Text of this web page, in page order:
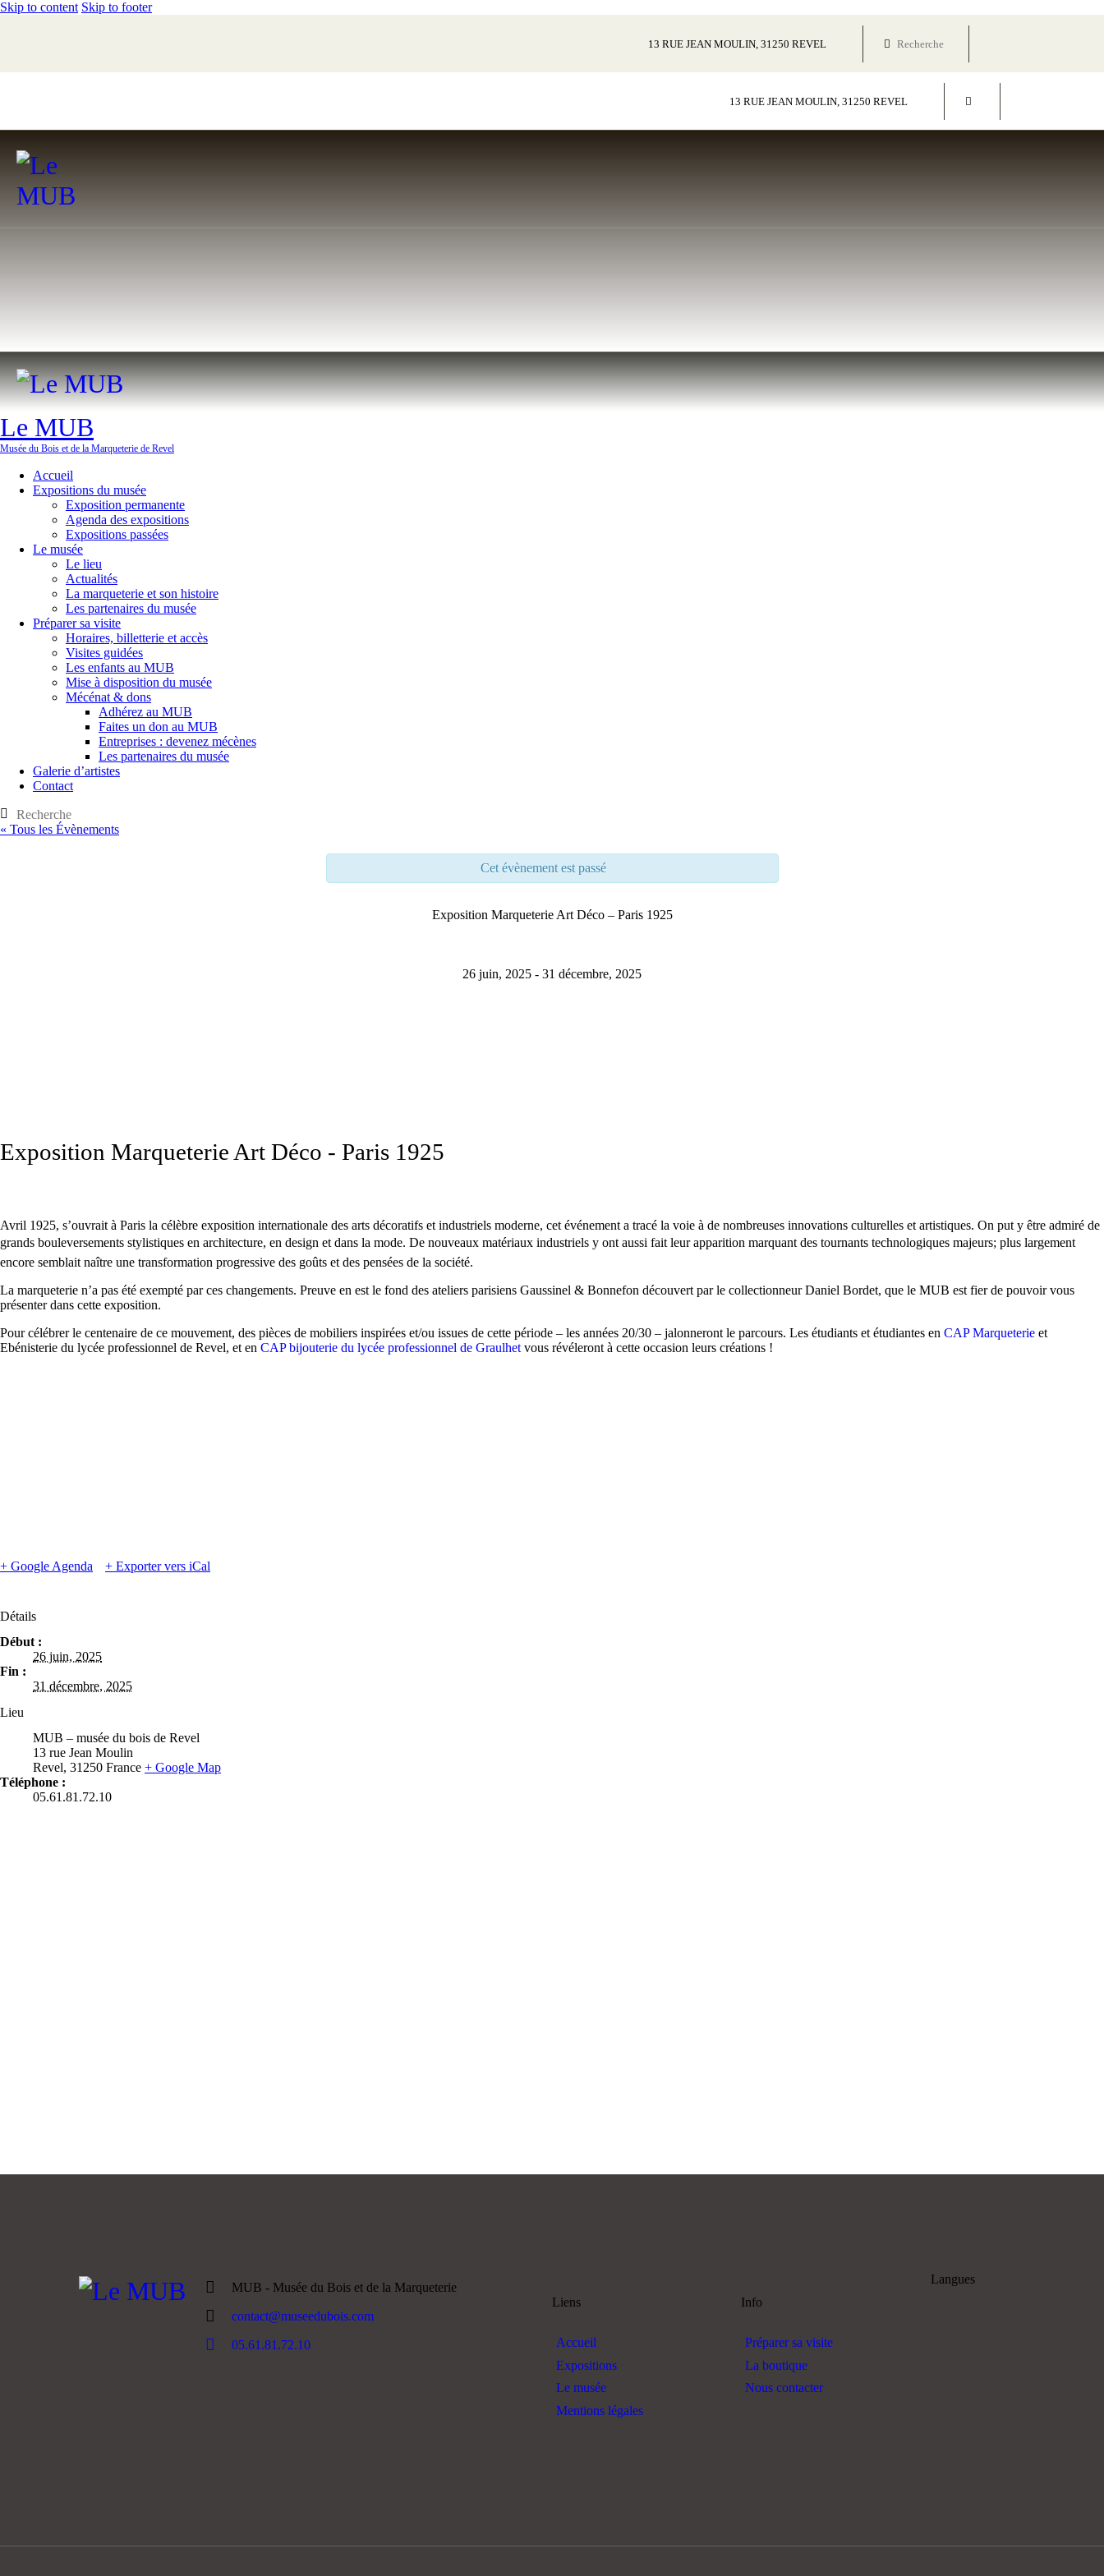
Skip to content Skip to footer
13 RUE JEAN MOULIN, 31250 REVEL
13 RUE JEAN MOULIN, 31250 REVEL
Le MUB
Musée du Bois et de la Marqueterie de Revel
Accueil
Expositions du musée
Exposition permanente
Agenda des expositions
Expositions passées
Le musée
Le lieu
Actualités
La marqueterie et son histoire
Les partenaires du musée
Préparer sa visite
Horaires, billetterie et accès
Visites guidées
Les enfants au MUB
Mise à disposition du musée
Mécénat & dons
Adhérez au MUB
Faites un don au MUB
Entreprises : devenez mécènes
Les partenaires du musée
Galerie d’artistes
Contact
« Tous les Évènements
Cet évènement est passé
Exposition Marqueterie Art Déco – Paris 1925
26 juin, 2025 - 31 décembre, 2025
Exposition Marqueterie Art Déco - Paris 1925
Avril 1925, s’ouvrait à Paris la célèbre exposition internationale des arts décoratifs et industriels moderne, cet événement a tracé la voie à de nombreuses innovations culturelles et artistiques. On put y être admiré de
grands bouleversements stylistiques en architecture, en design et dans la mode. De nouveaux matériaux industriels y ont aussi fait leur apparition marquant des tournants technologiques majeurs; plus largement
encore semblait naître une transformation progressive des goûts et des pensées de la société.
La marqueterie n’a pas été exempté par ces changements. Preuve en est le fond des ateliers parisiens Gaussinel & Bonnefon découvert par le collectionneur Daniel Bordet, que le MUB est fier de pouvoir vous
présenter dans cette exposition.
Pour célébrer le centenaire de ce mouvement, des pièces de mobiliers inspirées et/ou issues de cette période – les années 20/30 – jalonneront le parcours. Les étudiants et étudiantes en CAP Marqueterie et
Ebénisterie du lycée professionnel de Revel, et en CAP bijouterie du lycée professionnel de Graulhet vous révéleront à cette occasion leurs créations !
+ Google Agenda + Exporter vers iCal
Détails
Début :
26 juin, 2025
Fin :
31 décembre, 2025
Lieu
MUB – musée du bois de Revel
13 rue Jean Moulin
Revel, 31250 France + Google Map
Téléphone :
05.61.81.72.10
MUB - Musée du Bois et de la Marqueterie
contact@museedubois.com
05.61.81.72.10
Liens
Accueil
Expositions
Le musée
Mentions légales
Info
Préparer sa visite
La boutique
Nous contacter
Langues